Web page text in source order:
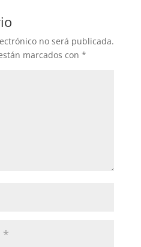
no será publicada.
marcados con *